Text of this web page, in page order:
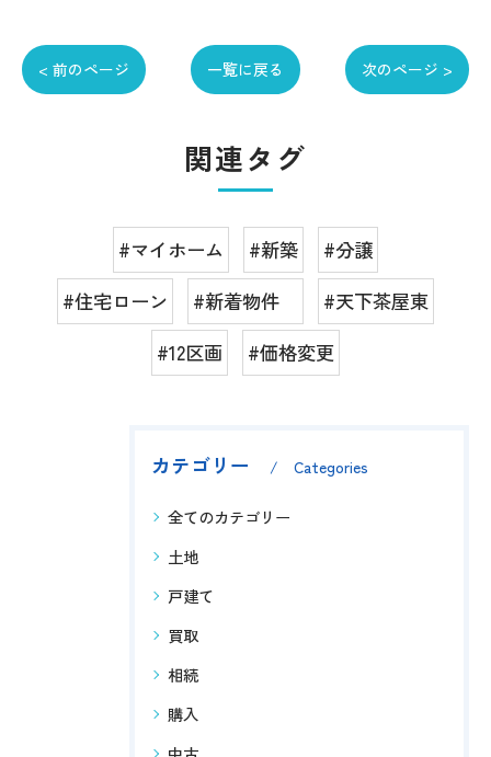
< 前のページ 一覧に戻る 次のページ >
関連タグ
#マイホーム #新築
#分譲
#住宅ローン
#新着物件
#天下茶屋東
#12区画
#価格変更
カテゴリー Categories
全てのカテゴリー
土地
戸建て
買取
相続
購入